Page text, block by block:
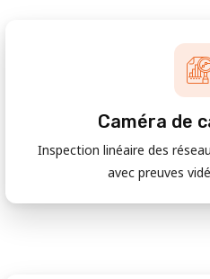
Caméra de
Inspection linéaire des
avec preuves